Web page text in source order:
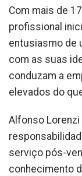
Com mais de
profissional
entusiasmo de
com as suas
conduzam a
elevados do
Alfonso
serviço pós-
conhecimento